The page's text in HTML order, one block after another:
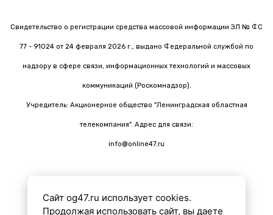
Свидетельство о регистрации средства массовой информации ЭЛ № ФС
77 - 91024 от 24 февраля 2026 г., выдано Федеральной службой по
надзору в сфере связи, информационных технологий и массовых
коммуникаций (Роскомнадзор).
Учредитель: Акционерное общество "Ленинградская областная
телекомпания". Адрес для связи:
info@online47.ru
Все материалы на сайте подготовлены с помощью ИИ
Сайт og47.ru использует cookies.
Продолжая использовать сайт, вы даете